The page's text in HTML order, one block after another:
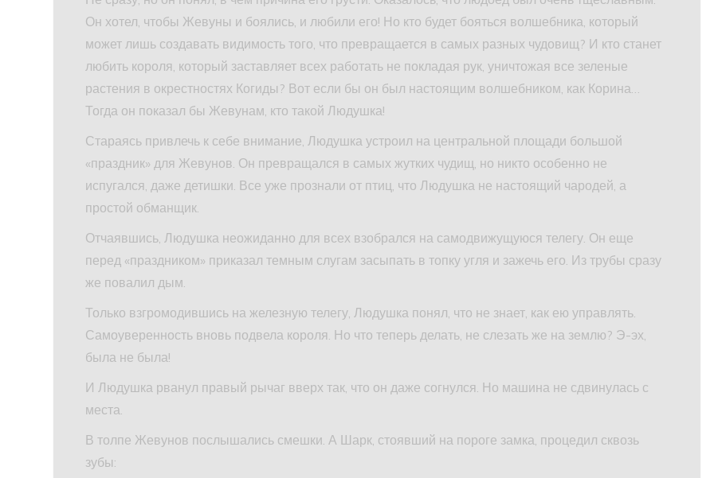
Он хотел, чтобы Жевуны и боялись, и любили его! Но кто будет бояться волшебника, который
может лишь создавать видимость того, что превращается в самых разных чудовищ? И кто станет
любить короля, который заставляет всех работать не покладая рук, уничтожая все зеленые
растения в окрестностях Когиды? Вот если бы он был настоящим волшебником, как Корина…
Тогда он показал бы Жевунам, кто такой Людушка!
Стараясь привлечь к себе внимание, Людушка устроил на центральной площади большой
«праздник» для Жевунов. Он превращался в самых жутких чудищ, но никто особенно не
испугался, даже детишки. Все уже прознали от птиц, что Людушка не настоящий чародей, а
простой обманщик.
Отчаявшись, Людушка неожиданно для всех взобрался на самодвижущуюся телегу. Он еще
перед «праздником» приказал темным слугам засыпать в топку угля и зажечь его. Из трубы сразу
же повалил дым.
Только взгромодившись на железную телегу, Людушка понял, что не знает, как ею управлять.
Самоуверенность вновь подвела короля. Но что теперь делать, не слезать же на землю? Э-эх,
была не была!
И Людушка рванул правый рычаг вверх так, что он даже согнулся. Но машина не сдвинулась с
места.
В толпе Жевунов послышались смешки. А Шарк, стоявший на пороге замка, процедил сквозь
зубы: